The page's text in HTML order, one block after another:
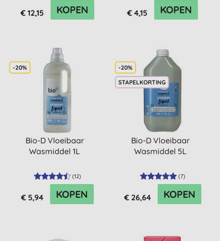
€ 12,15 KOPEN € 4,15 KOPEN
-20%
Bio-D Vloeibaar
Wasmiddel 1L
(12)
€ 5,94 KOPEN
-20%
STAPELKORTING
Bio-D Vloeibaar
Wasmiddel 5L
(7)
€ 26,64 KOPEN